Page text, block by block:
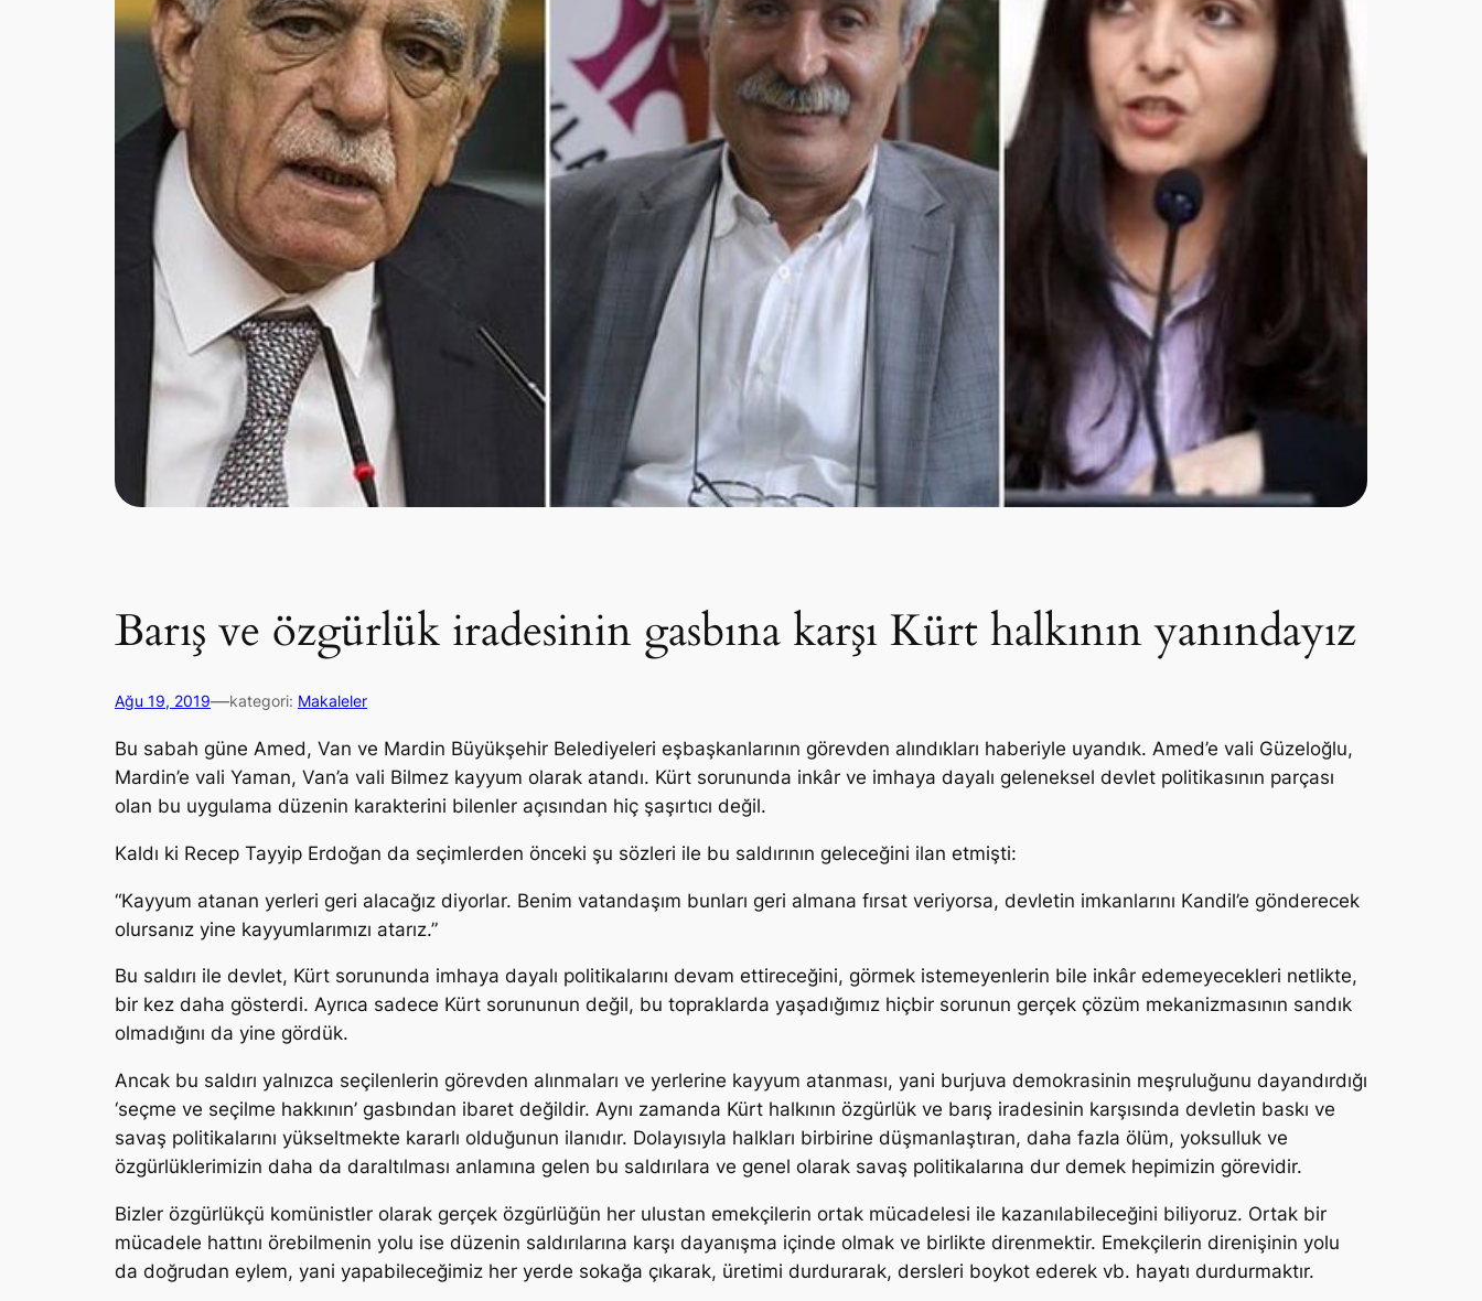
Barış ve özgürlük iradesinin gasbına karşı Kürt halkının yanındayız
Ağu 19, 2019—kategori: Makaleler
Bu sabah güne Amed, Van ve Mardin Büyükşehir Belediyeleri eşbaşkanlarının görevden alındıkları haberiyle uyandık. Amed’e vali Güzeloğlu,
Mardin’e vali Yaman, Van’a vali Bilmez kayyum olarak atandı. Kürt sorununda inkâr ve imhaya dayalı geleneksel devlet politikasının parçası
olan bu uygulama düzenin karakterini bilenler açısından hiç şaşırtıcı değil.
Kaldı ki Recep Tayyip Erdoğan da seçimlerden önceki şu sözleri ile bu saldırının geleceğini ilan etmişti:
“Kayyum atanan yerleri geri alacağız diyorlar. Benim vatandaşım bunları geri almana fırsat veriyorsa, devletin imkanlarını Kandil’e gönderecek
olursanız yine kayyumlarımızı atarız.”
Bu saldırı ile devlet, Kürt sorununda imhaya dayalı politikalarını devam ettireceğini, görmek istemeyenlerin bile inkâr edemeyecekleri netlikte,
bir kez daha gösterdi. Ayrıca sadece Kürt sorununun değil, bu topraklarda yaşadığımız hiçbir sorunun gerçek çözüm mekanizmasının sandık
olmadığını da yine gördük.
Ancak bu saldırı yalnızca seçilenlerin görevden alınmaları ve yerlerine kayyum atanması, yani burjuva demokrasinin meşruluğunu dayandırdığı
‘seçme ve seçilme hakkının’ gasbından ibaret değildir. Aynı zamanda Kürt halkının özgürlük ve barış iradesinin karşısında devletin baskı ve
savaş politikalarını yükseltmekte kararlı olduğunun ilanıdır. Dolayısıyla halkları birbirine düşmanlaştıran, daha fazla ölüm, yoksulluk ve
özgürlüklerimizin daha da daraltılması anlamına gelen bu saldırılara ve genel olarak savaş politikalarına dur demek hepimizin görevidir.
Bizler özgürlükçü komünistler olarak gerçek özgürlüğün her ulustan emekçilerin ortak mücadelesi ile kazanılabileceğini biliyoruz. Ortak bir
mücadele hattını örebilmenin yolu ise düzenin saldırılarına karşı dayanışma içinde olmak ve birlikte direnmektir. Emekçilerin direnişinin yolu
da doğrudan eylem, yani yapabileceğimiz her yerde sokağa çıkarak, üretimi durdurarak, dersleri boykot ederek vb. hayatı durdurmaktır.